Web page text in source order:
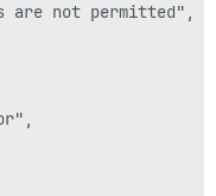
are not permitted",